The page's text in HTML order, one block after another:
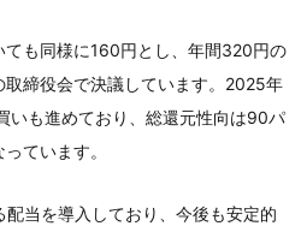
ても同様に160円とし、年間320円の
締役会で決議しています。2025年
いも進めており、総還元性向は90パ
ています。
当を導入しており、今後も安定的